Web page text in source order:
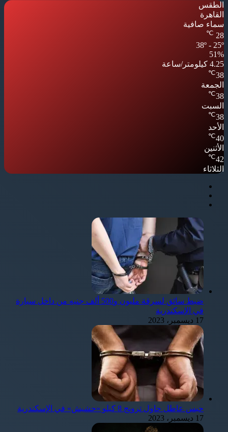
الطقس
القاهرة
سماء صافية
28
℃
38º - 25º
51%
4.25 كيلومتر/ساعة
38
℃
الجمعة
38
℃
السبت
38
℃
الأحد
40
℃
الأثنين
42
℃
الثلاثاء
ضبط سائق لسرقة مليون و500 ألف جنيه من داخل سيارة
في الإسكندرية
17 ديسمبر، 2023
حبس عاطل حاول ترويج 8 كيلو «حشيش» في الإسكندرية
17 ديسمبر، 2023